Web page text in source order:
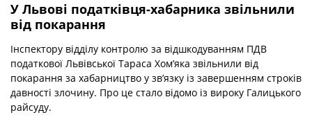
У Львові податківця-хабарника звільнили
від покарання
Інспектору відділу контролю за відшкодуванням ПДВ
податкової Львівської Тараса Хом’яка звільнили від
покарання за хабарництво у зв’язку із завершенням строків
давності злочину. Про це стало відомо із вироку Галицького
райсуду.